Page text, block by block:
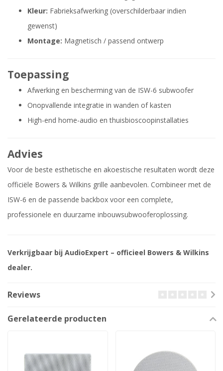
Kleur: Fabrieksafwerking (overschilderbaar indien
gewenst)
Montage: Magnetisch / passend ontwerp
Toepassing
Afwerking en bescherming van de ISW-6 subwoofer
Onopvallende integratie in wanden of kasten
High-end home-audio en thuisbioscoopinstallaties
Advies
Voor de beste esthetische en akoestische resultaten wordt deze
officiële Bowers & Wilkins grille aanbevolen. Combineer met de
ISW-6 en de passende backbox voor een complete,
professionele en duurzame inbouwsubwooferoplossing.
Verkrijgbaar bij AudioExpert – officieel Bowers & Wilkins
dealer.
Reviews
Gerelateerde producten